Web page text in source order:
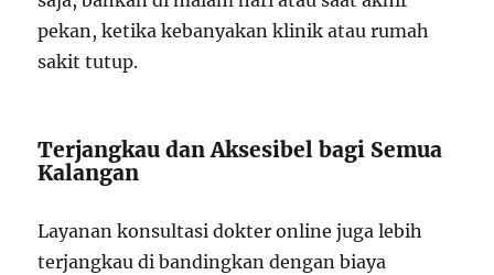
pekan, ketika kebanyakan klinik atau rumah
sakit tutup.
Terjangkau dan Aksesibel bagi Semua
Kalangan
Layanan konsultasi dokter online juga lebih
terjangkau di bandingkan dengan biaya